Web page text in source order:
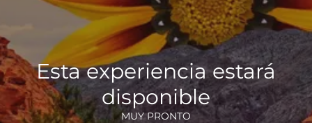
Esta experiencia estará
disponible
MUY PRONTO